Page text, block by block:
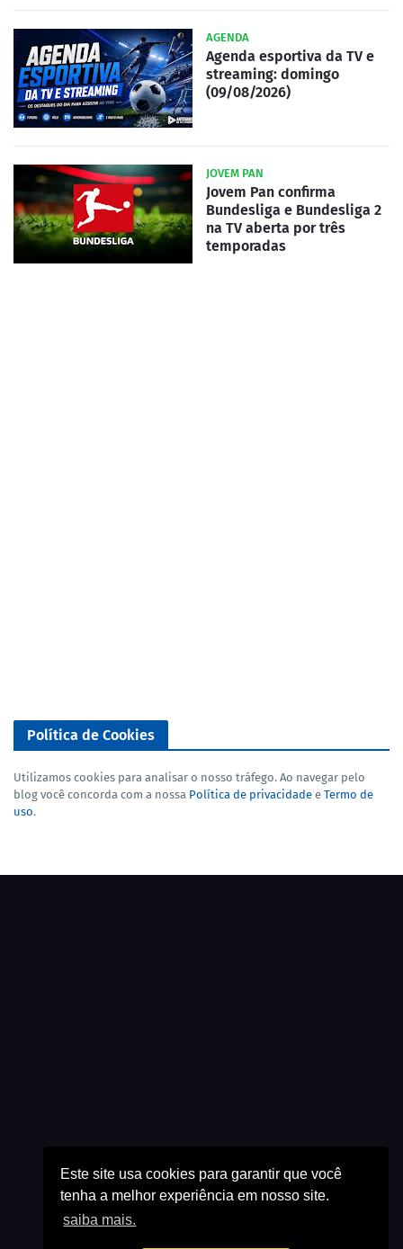
Este site usa cookies para garantir que você
tenha a melhor experiência em nosso site.
saiba mais.
AGENDA
Agenda esportiva da TV e
streaming: domingo
(09/08/2026)
JOVEM PAN
Jovem Pan confirma
Bundesliga e Bundesliga 2
na TV aberta por três
temporadas
Política de Cookies
Utilizamos cookies para analisar o nosso tráfego. Ao navegar pelo
blog você concorda com a nossa Política de privacidade e Termo de
uso.